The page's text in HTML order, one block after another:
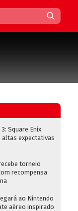
Square Enix
altas expectativas
torneio
recompensa
ao Nintendo
aéreo inspirado